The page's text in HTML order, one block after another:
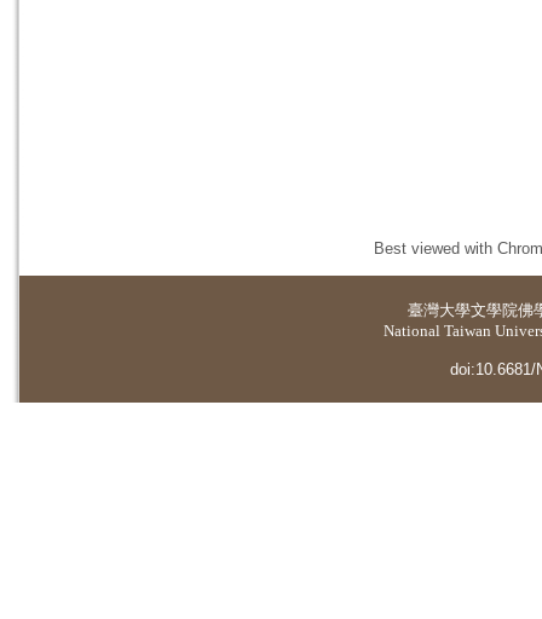
Best viewed with
臺灣大學文學院佛
National Taiwan
doi:10.6681/